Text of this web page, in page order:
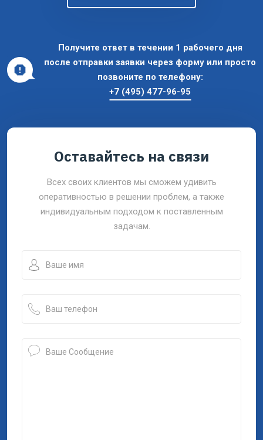
Получите ответ в течении 1 рабочего дня
после отправки заявки через форму или просто
позвоните по телефону:
+7 (495) 477-96-95
Оставайтесь на связи
Всех своих клиентов мы сможем удивить
оперативностью в решении проблем, а также
индивидуальным подходом к поставленным
задачам.